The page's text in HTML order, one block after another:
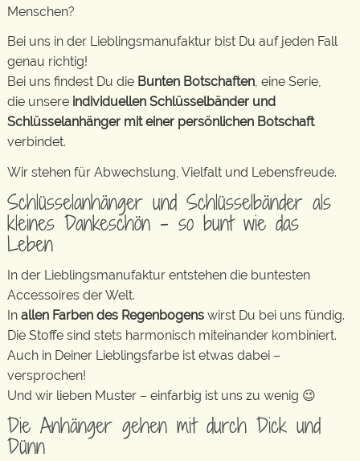
Menschen?
Bei uns in der Lieblingsmanufaktur bist Du auf jeden Fall
genau richtig!
Bei uns findest Du die Bunten Botschaften, eine Serie,
die unsere individuellen Schlüsselbänder und
Schlüsselanhänger mit einer persönlichen Botschaft
verbindet.
Wir stehen für Abwechslung, Vielfalt und Lebensfreude.
Schlüsselanhänger und Schlüsselbänder als
kleines Dankeschön – so bunt wie das
Leben
In der Lieblingsmanufaktur entstehen die buntesten
Accessoires der Welt.
In allen Farben des Regenbogens wirst Du bei uns fündig.
Die Stoffe sind stets harmonisch miteinander kombiniert.
Auch in Deiner Lieblingsfarbe ist etwas dabei –
versprochen!
Und wir lieben Muster – einfarbig ist uns zu wenig 😉
Die Anhänger gehen mit durch Dick und
Dünn